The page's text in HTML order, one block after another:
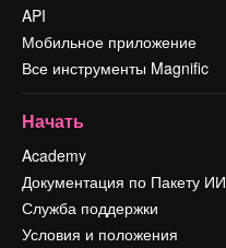
API
Мобильное приложение
Все инструменты Magnific
Начать
Academy
Документация по Пакету ИИ
Служба поддержки
Условия и положения